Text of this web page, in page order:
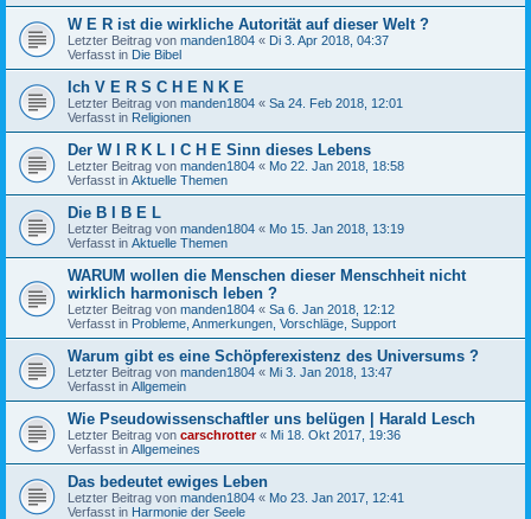
W E R ist die wirkliche Autorität auf dieser Welt ?
Letzter Beitrag von manden1804 « Di 3. Apr 2018, 04:37
Verfasst in Die Bibel
Ich V E R S C H E N K E
Letzter Beitrag von manden1804 « Sa 24. Feb 2018, 12:01
Verfasst in Religionen
Der W I R K L I C H E Sinn dieses Lebens
Letzter Beitrag von manden1804 « Mo 22. Jan 2018, 18:58
Verfasst in Aktuelle Themen
Die B I B E L
Letzter Beitrag von manden1804 « Mo 15. Jan 2018, 13:19
Verfasst in Aktuelle Themen
WARUM wollen die Menschen dieser Menschheit nicht
wirklich harmonisch leben ?
Letzter Beitrag von manden1804 « Sa 6. Jan 2018, 12:12
Verfasst in Probleme, Anmerkungen, Vorschläge, Support
Warum gibt es eine Schöpferexistenz des Universums ?
Letzter Beitrag von manden1804 « Mi 3. Jan 2018, 13:47
Verfasst in Allgemein
Wie Pseudowissenschaftler uns belügen | Harald Lesch
Letzter Beitrag von carschrotter« Mi 18. Okt 2017, 19:36
Verfasst in Allgemeines
Das bedeutet ewiges Leben
Letzter Beitrag von manden1804 « Mo 23. Jan 2017, 12:41
Verfasst in Harmonie der Seele